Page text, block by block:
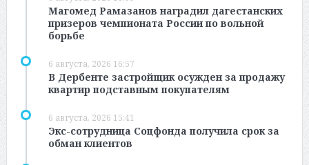
Магомед Рамазанов наградил дагестанских
призеров чемпионата России по вольной
борьбе
6 августа, 2026 16:57
В Дербенте застройщик осужден за продажу
квартир подставным покупателям
6 августа, 2026 15:41
Экс-сотрудница Соцфонда получила срок за
обман клиентов